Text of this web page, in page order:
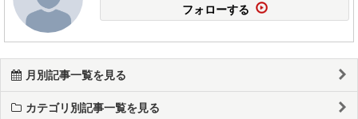
フォローする
月別記事一覧を見る
カテゴリ別記事一覧を見る